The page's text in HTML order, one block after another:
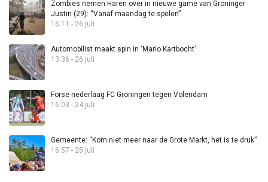
Zombies nemen Haren over in nieuwe game van Groninger
Justin (29): “Vanaf maandag te spelen”
16:11 - 26 juli
Automobilist maakt spin in ‘Mario Kartbocht’
13:36 - 26 juli
Forse nederlaag FC Groningen tegen Volendam
16:03 - 24 juli
Gemeente: “Kom niet meer naar de Grote Markt, het is te druk”
16:57 - 25 juli